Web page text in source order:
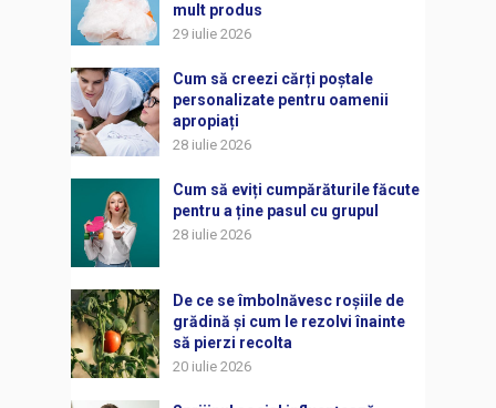
mult produs
29 iulie 2026
Cum să creezi cărți poștale
personalizate pentru oamenii
apropiați
28 iulie 2026
Cum să eviți cumpărăturile făcute
pentru a ține pasul cu grupul
28 iulie 2026
De ce se îmbolnăvesc roșiile de
grădină și cum le rezolvi înainte
să pierzi recolta
20 iulie 2026